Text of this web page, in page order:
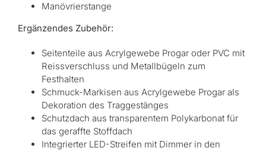
Manövrierstange
Ergänzendes Zubehör:
Seitenteile aus Acrylgewebe Progar oder PVC mit
Reissverschluss und Metallbügeln zum
Festhalten
Schmuck-Markisen aus Acrylgewebe Progar als
Dekoration des Traggestänges
Schutzdach aus transparentem Polykarbonat für
das geraffte Stoffdach
Integrierter LED-Streifen mit Dimmer in den